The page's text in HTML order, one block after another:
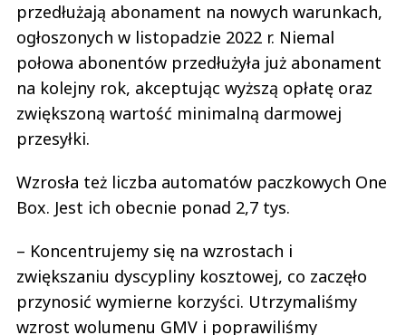
przedłużają abonament na nowych warunkach,
ogłoszonych w listopadzie 2022 r. Niemal
połowa abonentów przedłużyła już abonament
na kolejny rok, akceptując wyższą opłatę oraz
zwiększoną wartość minimalną darmowej
przesyłki.
Wzrosła też liczba automatów paczkowych One
Box. Jest ich obecnie ponad 2,7 tys.
– Koncentrujemy się na wzrostach i
zwiększaniu dyscypliny kosztowej, co zaczęło
przynosić wymierne korzyści. Utrzymaliśmy
wzrost wolumenu GMV i poprawiliśmy